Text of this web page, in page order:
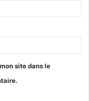
site dans le